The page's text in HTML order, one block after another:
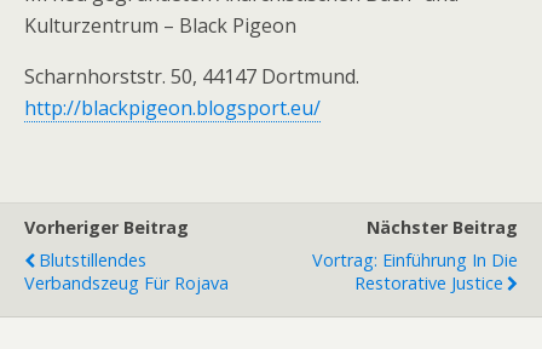
Kulturzentrum – Black Pigeon
Scharnhorststr. 50, 44147 Dortmund.
http://blackpigeon.blogsport.eu/
Vorheriger Beitrag
Blutstillendes
Verbandszeug Für Rojava
Nächster Beitrag
Vortrag: Einführung In Die
Restorative Justice